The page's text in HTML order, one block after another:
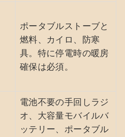
ポータブルストーブと
燃料、カイロ、防寒
具。特に停電時の暖房
確保は必須。
電池不要の手回しラジ
オ、大容量モバイルバ
ッテリー、ポータブル